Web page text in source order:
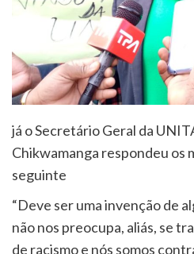
já o Secretário Geral da
Chikwamanga respondeu os
seguinte
“Deve ser uma invenção de
não nos preocupa, aliás, se
de racismo e nós somos